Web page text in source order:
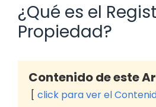
¿Qué es el
Propiedad?
Contenido de este
click para ver el